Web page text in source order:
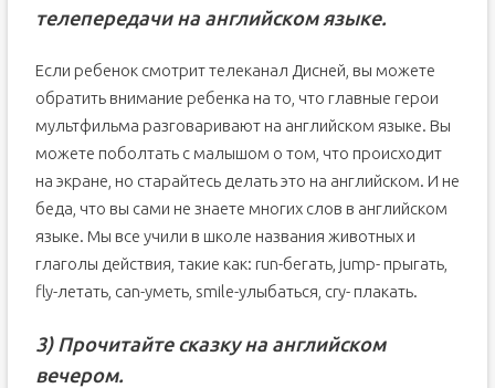
телепередачи на английском языке.
Если ребенок смотрит телеканал Дисней, вы можете
обратить внимание ребенка на то, что главные герои
мультфильма разговаривают на английском языке. Вы
можете поболтать с малышом о том, что происходит
на экране, но старайтесь делать это на английском. И не
беда, что вы сами не знаете многих слов в английском
языке. Мы все учили в школе названия животных и
глаголы действия, такие как: run-бегать, jump- прыгать,
fly-летать, can-уметь, smile-улыбаться, cry- плакать.
3) Прочитайте сказку на английском
вечером.